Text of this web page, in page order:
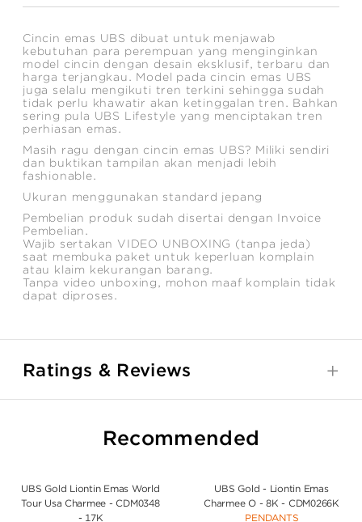
Cincin emas UBS dibuat untuk menjawab
kebutuhan para perempuan yang menginginkan
model cincin dengan desain eksklusif, terbaru dan
harga terjangkau. Model pada cincin emas UBS
juga selalu mengikuti tren terkini sehingga sudah
tidak perlu khawatir akan ketinggalan tren. Bahkan
sering pula UBS Lifestyle yang menciptakan tren
perhiasan emas.
Masih ragu dengan cincin emas UBS? Miliki sendiri
dan buktikan tampilan akan menjadi lebih
fashionable.
Ukuran menggunakan standard jepang
Pembelian produk sudah disertai dengan Invoice
Pembelian.
Wajib sertakan VIDEO UNBOXING (tanpa jeda)
saat membuka paket untuk keperluan komplain
atau klaim kekurangan barang.
Tanpa video unboxing, mohon maaf komplain tidak
dapat diproses.
Ratings & Reviews
Recommended
UBS Gold Liontin Emas World
Tour Usa Charmee - CDM0348
- 17K
UBS Gold - Liontin Emas
Charmee O - 8K - CDM0266K
PENDANTS